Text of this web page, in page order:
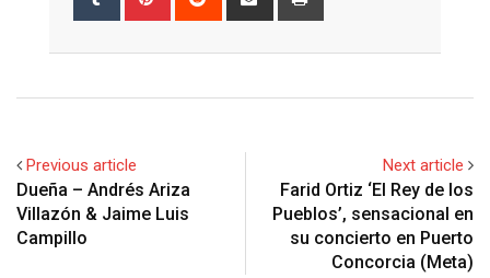
Previous article
Dueña – Andrés Ariza
Villazón & Jaime Luis
Campillo
Next article
Farid Ortiz ‘El Rey de los
Pueblos’, sensacional en
su concierto en Puerto
Concorcia (Meta)